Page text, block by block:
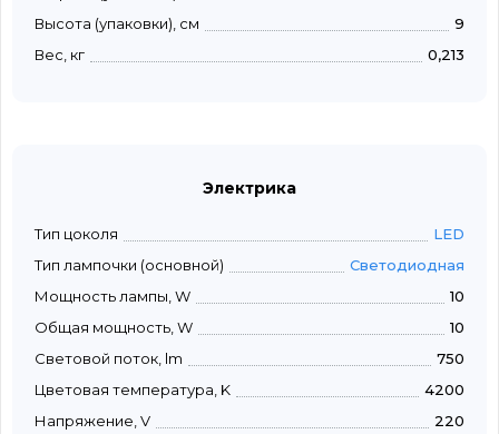
Высота (упаковки), см
9
Вес, кг
0,213
Электрика
Тип цоколя
LED
Тип лампочки (основной)
Светодиодная
Мощность лампы, W
10
Общая мощность, W
10
Световой поток, lm
750
Цветовая температура, K
4200
Напряжение, V
220